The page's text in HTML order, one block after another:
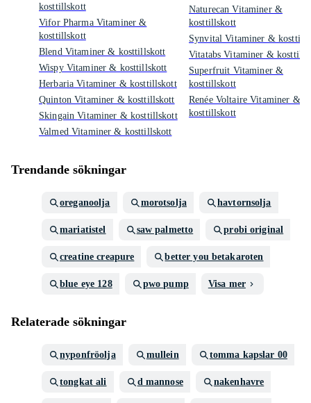
kosttillskott
Vifor Pharma Vitaminer &
kosttillskott
Blend Vitaminer & kosttillskott
Wispy Vitaminer & kosttillskott
Herbaria Vitaminer & kosttillskott
Quinton Vitaminer & kosttillskott
Skingain Vitaminer & kosttillskott
Valmed Vitaminer & kosttillskott
Naturecan Vitaminer &
kosttillskott
Synvital Vitaminer &
Vitatabs Vitaminer &
Superfruit Vitaminer &
kosttillskott
Renée Voltaire Vitaminer &
kosttillskott
Trendande sökningar
oreganoolja morotsolja havtornsolja
mariatistel saw palmetto probi original
creatine creapure better you betakaroten
blue eye 128 pwo pump Visa mer
Relaterade sökningar
nyponfröolja mullein tomma kapslar 00
tongkat ali d mannose nakenhavre